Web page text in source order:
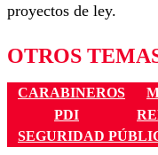
proyectos de ley.
OTROS
CARABINEROS
PDI
SEGURIDAD